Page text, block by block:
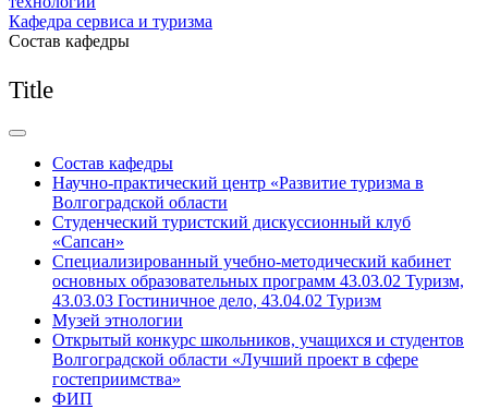
Кафедра сервиса и туризма
Состав кафедры
Title
Состав кафедры
Научно-практический центр «Развитие туризма в
Волгоградской области
Студенческий туристский дискуссионный клуб
«Сапсан»
Специализированный учебно-методический кабинет
основных образовательных программ 43.03.02 Туризм,
43.03.03 Гостиничное дело, 43.04.02 Туризм
Музей этнологии
Открытый конкурс школьников, учащихся и студентов
Волгоградской области «Лучший проект в сфере
гостеприимства»
ФИП